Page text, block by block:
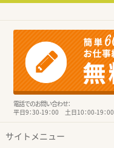
電話でのお問い合わせ：
平日9：30-19：00 土日10：00-19：00
サイトメニュー